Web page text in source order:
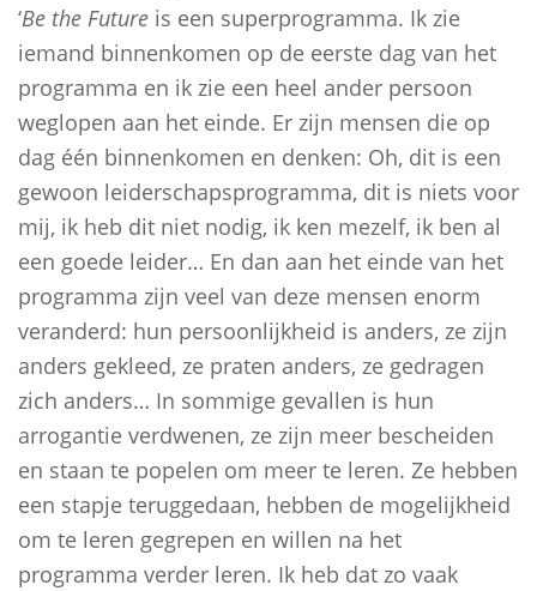
‘Be the Future is een superprogramma. Ik zie
iemand binnenkomen op de eerste dag van het
programma en ik zie een heel ander persoon
weglopen aan het einde. Er zijn mensen die op
dag één binnenkomen en denken: Oh, dit is een
gewoon leiderschapsprogramma, dit is niets voor
mij, ik heb dit niet nodig, ik ken mezelf, ik ben al
een goede leider… En dan aan het einde van het
programma zijn veel van deze mensen enorm
veranderd: hun persoonlijkheid is anders, ze zijn
anders gekleed, ze praten anders, ze gedragen
zich anders… In sommige gevallen is hun
arrogantie verdwenen, ze zijn meer bescheiden
en staan te popelen om meer te leren. Ze hebben
een stapje teruggedaan, hebben de mogelijkheid
om te leren gegrepen en willen na het
programma verder leren. Ik heb dat zo vaak